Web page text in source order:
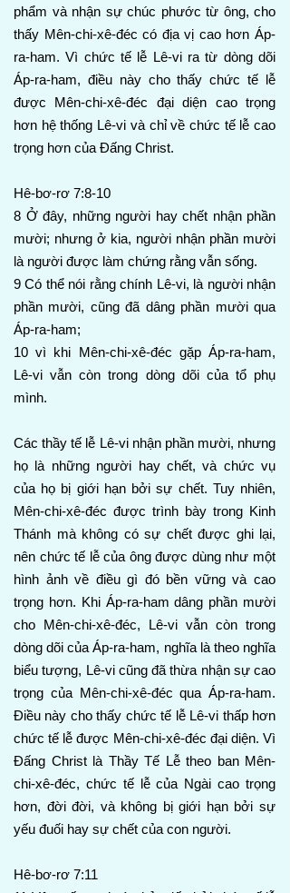
phẩm và nhận sự chúc phước từ ông, cho
thấy Mên-chi-xê-đéc có địa vị cao hơn Áp-
ra-ham. Vì chức tế lễ Lê-vi ra từ dòng dõi
Áp-ra-ham, điều này cho thấy chức tế lễ
được Mên-chi-xê-đéc đại diện cao trọng
hơn hệ thống Lê-vi và chỉ về chức tế lễ cao
trọng hơn của Đấng Christ.
Hê-bơ-rơ 7:8-10
8 Ở đây, những người hay chết nhận phần
mười; nhưng ở kia, người nhận phần mười
là người được làm chứng rằng vẫn sống.
9 Có thể nói rằng chính Lê-vi, là người nhận
phần mười, cũng đã dâng phần mười qua
Áp-ra-ham;
10 vì khi Mên-chi-xê-đéc gặp Áp-ra-ham,
Lê-vi vẫn còn trong dòng dõi của tổ phụ
mình.
Các thầy tế lễ Lê-vi nhận phần mười, nhưng
họ là những người hay chết, và chức vụ
của họ bị giới hạn bởi sự chết. Tuy nhiên,
Mên-chi-xê-đéc được trình bày trong Kinh
Thánh mà không có sự chết được ghi lại,
nên chức tế lễ của ông được dùng như một
hình ảnh về điều gì đó bền vững và cao
trọng hơn. Khi Áp-ra-ham dâng phần mười
cho Mên-chi-xê-đéc, Lê-vi vẫn còn trong
dòng dõi của Áp-ra-ham, nghĩa là theo nghĩa
biểu tượng, Lê-vi cũng đã thừa nhận sự cao
trọng của Mên-chi-xê-đéc qua Áp-ra-ham.
Điều này cho thấy chức tế lễ Lê-vi thấp hơn
chức tế lễ được Mên-chi-xê-đéc đại diện. Vì
Đấng Christ là Thầy Tế Lễ theo ban Mên-
chi-xê-đéc, chức tế lễ của Ngài cao trọng
hơn, đời đời, và không bị giới hạn bởi sự
yếu đuối hay sự chết của con người.
Hê-bơ-rơ 7:11